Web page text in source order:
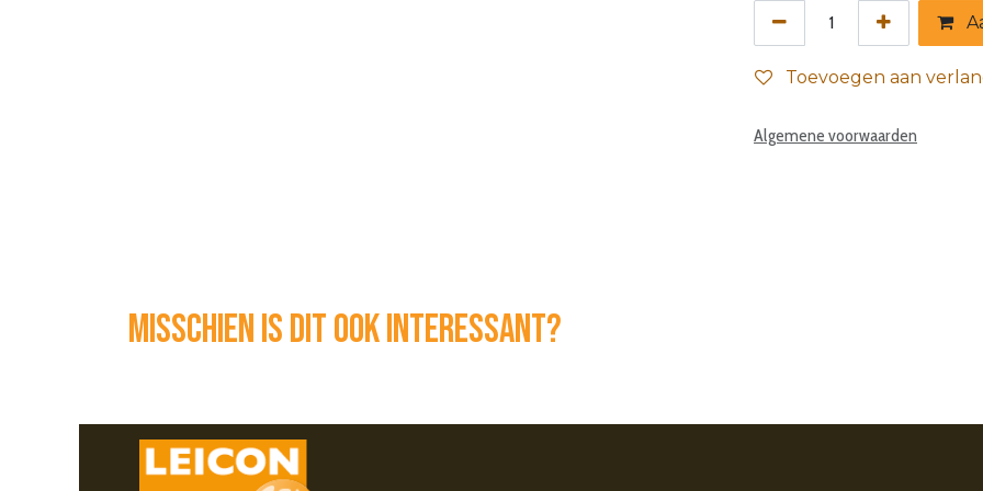
Toevoegen aan
Algemene voorwaarden
Misschien is dit ook interessant?